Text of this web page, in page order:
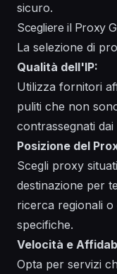
sicuro.
Scegliere il Proxy
La selezione di
Qualità dell'IP:
Utilizza fornitori
puliti che non
contrassegnati
Posizione del
Scegli proxy
destinazione per
ricerca regionali o
specifiche.
Velocità e
Opta per servizi